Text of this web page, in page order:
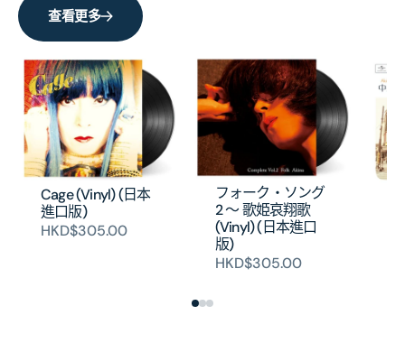
ム
～
(Vinyl)
(日
本
進
口
版)
的
數
(日
本
進
口
版)
查看更多
Cage (Vinyl) (日本
進口版)
HKD$305.00
フォーク・ソング
2 ～ 歌姫哀翔歌
(Vinyl) (日本進口
版)
HKD$305.00